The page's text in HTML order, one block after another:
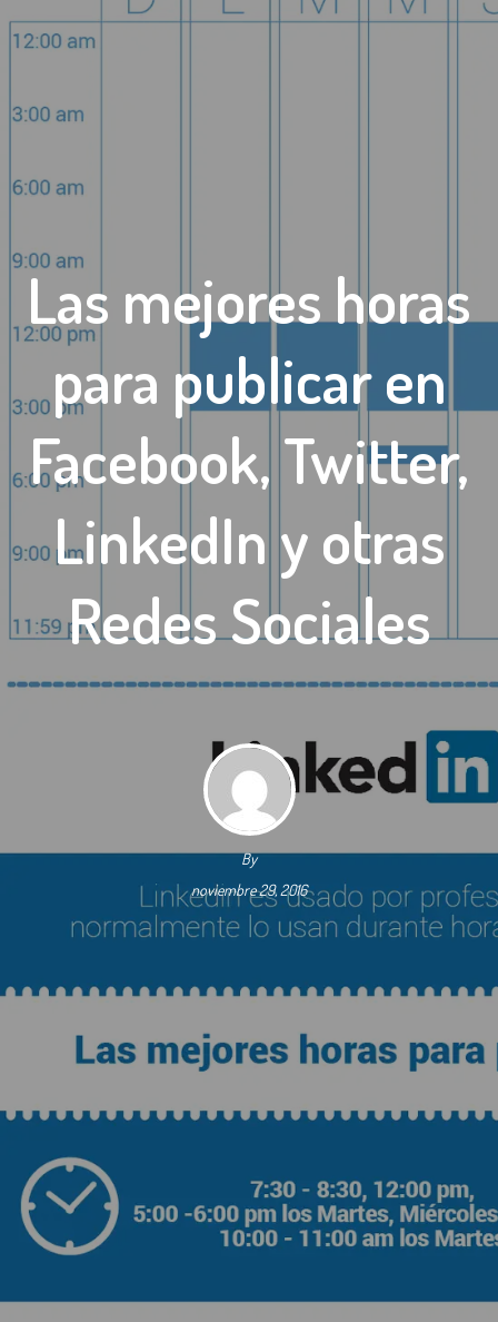
Las mejores horas
para publicar en
Facebook, Twitter,
LinkedIn y otras
Redes Sociales
By
noviembre 29, 2016